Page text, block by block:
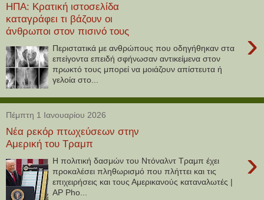
ΗΠΑ: Κρατική ιστοσελίδα
καταγράφει τι βάζουν οι
άνθρωποι στον πισινό τους
›
Περιστατικά με ανθρώπους που οδηγήθηκαν στα
επείγοντα επειδή σφήνωσαν αντικείμενα στον
πρωκτό τους μπορεί να μοιάζουν απίστευτα ή
γελοία στο...
Πέμπτη 1 Ιανουαρίου 2026
Νέα ρεκόρ πτωχεύσεων στην
Αμερική του Τραμπ
›
Η πολιτική δασμών του Ντόναλντ Τραμπ έχει
προκαλέσει πληθωρισμό που πλήττει και τις
επιχειρήσεις και τους Αμερικανούς καταναλωτές |
AP Pho...